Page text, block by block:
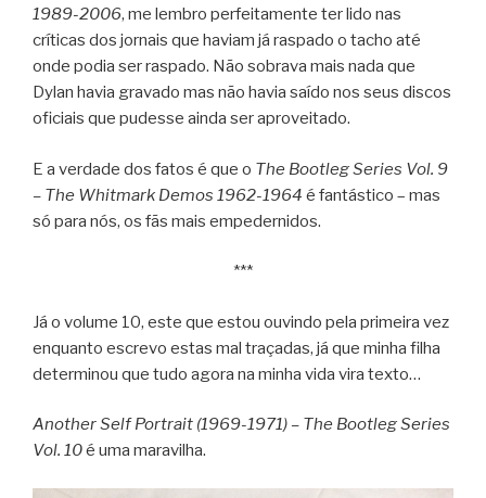
1989-2006, me lembro perfeitamente ter lido nas
críticas dos jornais que haviam já raspado o tacho até
onde podia ser raspado. Não sobrava mais nada que
Dylan havia gravado mas não havia saído nos seus discos
oficiais que pudesse ainda ser aproveitado.
E a verdade dos fatos é que o The Bootleg Series Vol. 9
– The Whitmark Demos 1962-1964 é fantástico – mas
só para nós, os fãs mais empedernidos.
***
Já o volume 10, este que estou ouvindo pela primeira vez
enquanto escrevo estas mal traçadas, já que minha filha
determinou que tudo agora na minha vida vira texto…
Another Self Portrait (1969-1971) – The Bootleg Series
Vol. 10é uma maravilha.